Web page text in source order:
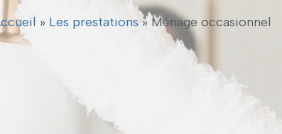
» Les prestations » Ménage occasionnel